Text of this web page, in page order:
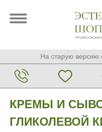
На старую версию
КРЕМЫ И
ГЛИКОЛЕВОЙ